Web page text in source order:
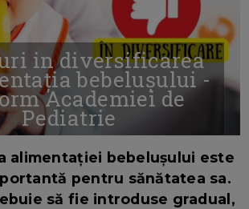
uri in diversificarea
bebelușului -
Academiei de
Pediatrie
alimentației bebelușului este
pentru sănătatea sa.
să fie introduse gradual,